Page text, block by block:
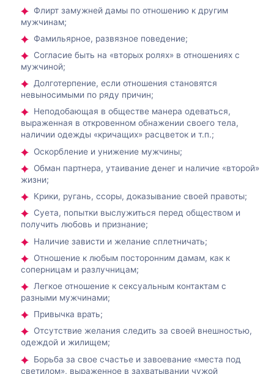
Флирт замужней дамы по отношению к другим
мужчинам;
Фамильярное, развязное поведение;
Согласие быть на «вторых ролях» в отношениях с
мужчиной;
Долготерпение, если отношения становятся
невыносимыми по ряду причин;
Неподобающая в обществе манера одеваться,
выраженная в откровенном обнажении своего тела,
наличии одежды «кричащих» расцветок и т.п.;
Оскорбление и унижение мужчины;
Обман партнера, утаивание денег и наличие «второй»
жизни;
Крики, ругань, ссоры, доказывание своей правоты;
Суета, попытки выслужиться перед обществом и
получить любовь и признание;
Наличие зависти и желание сплетничать;
Отношение к любым посторонним дамам, как к
соперницам и разлучницам;
Легкое отношение к сексуальным контактам с
разными мужчинами;
Привычка врать;
Отсутствие желания следить за своей внешностью,
одеждой и жилищем;
Борьба за свое счастье и завоевание «места под
светилом», выраженное в захватывании чужой